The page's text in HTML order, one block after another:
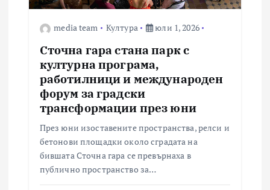
media team Култура юли 1, 2026
Сточна гара стана парк с
културна програма,
работилници и международен
форум за градски
трансформации през юни
През юни изоставените пространства, релси и
бетонови площадки около сградата на
бившата Сточна гара се превърнаха в
публично пространство за…